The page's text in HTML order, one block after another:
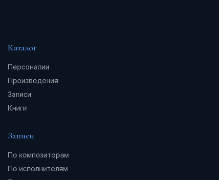
Каталог
Персоналии
Произведения
Записи
Книги
Записи
По композиторам
По исполнителям